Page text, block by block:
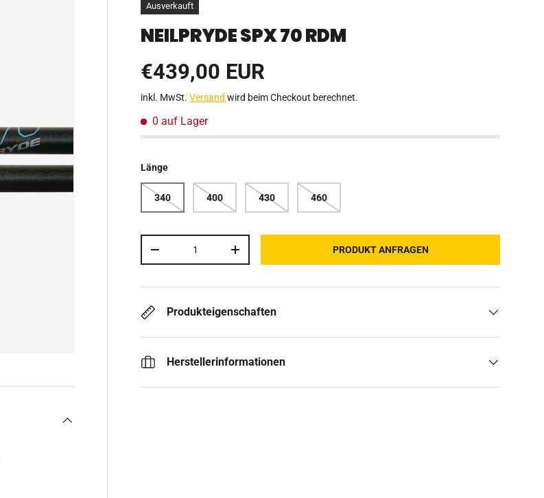
Ausverkauft
NEILPRYDE SPX 70 RDM
Normaler Preis
€439,00 EUR
inkl. MwSt.Versand wird beim Checkout berechnet.
0 auf Lager
Länge
340 400 430 460
MENGE VERRINGERNMENGE ERHÖHEN PRODUKT ANFRAGEN
Produkteigenschaften
Herstellerinformationen